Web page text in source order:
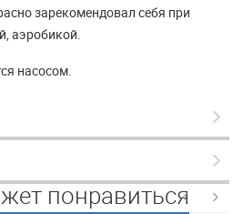
зарекомендовал себя при
аэробикой.
насосом.
понравиться